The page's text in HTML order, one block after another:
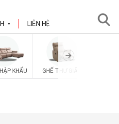
▼ LIÊN HỆ
KHẨU GHẾ THƯ GIÃN